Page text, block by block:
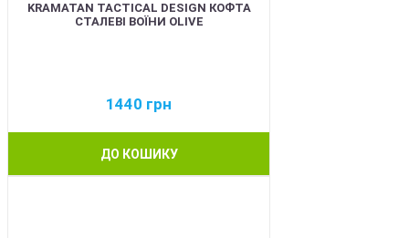
KRAMATAN TACTICAL DESIGN КОФТА
СТАЛЕВІ ВОЇНИ OLIVE
1440 грн
ДО КОШИКУ